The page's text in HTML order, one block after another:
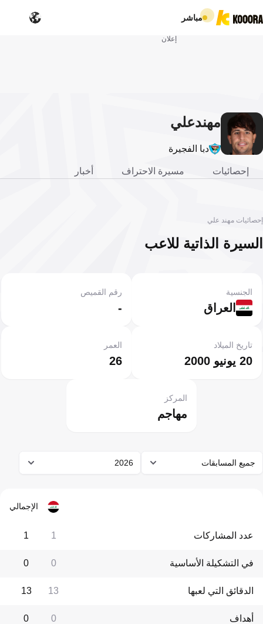
مباشر
إعلان
مهندعلي
دبا الفجيرة
إحصائيات مسيرة الاحتراف أخبار
إحصائيات مهند علي
السيرة الذاتية للاعب
العراق
الجنسية
-
رقم القميص
20 يونيو 2000
تاريخ الميلاد
26
العمر
مهاجم
المركز
جميع المسابقات 2026
الإجمالي
عدد المشاركات 1
1
في التشكيلة الأساسية 0
0
الدقائق التي لعبها 13
13
أهداف 0
0